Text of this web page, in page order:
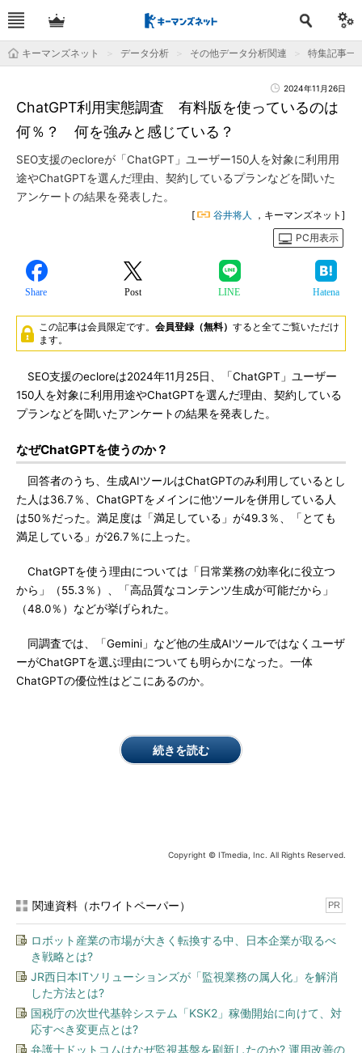
キーマンズネット データ分析 その他データ分析関連 特集記事一
2024年11月26日
ChatGPT利用実態調査 有料版を使っているのは
何％？ 何を強みと感じている？
SEO支援のecloreが「ChatGPT」ユーザー150人を対象に利用用
途やChatGPTを選んだ理由、契約しているプランなどを聞いた
アンケートの結果を発表した。
[ 谷井将人
，キーマンズネット]
PC用表示
Share Post LINE Hatena
この記事は会員限定です。 会員登録（無料） すると全てご覧いただけ
ます。
SEO支援のecloreは2024年11月25日、「ChatGPT」ユーザー
150人を対象に利用用途やChatGPTを選んだ理由、契約している
プランなどを聞いたアンケートの結果を発表した。
なぜChatGPTを使うのか？
回答者のうち、生成AIツールはChatGPTのみ利用しているとし
た人は36.7％、ChatGPTをメインに他ツールを併用している人
は50％だった。満足度は「満足している」が49.3％、「とても
満足している」が26.7％に上った。
ChatGPTを使う理由については「日常業務の効率化に役立つ
から」（55.3％）、「高品質なコンテンツ生成が可能だから」
（48.0％）などが挙げられた。
同調査では、「Gemini」など他の生成AIツールではなくユーザ
ーがChatGPTを選ぶ理由についても明らかになった。一体
ChatGPTの優位性はどこにあるのか。
続きを読む
Copyright © ITmedia, Inc. All Rights Reserved.
関連資料（ホワイトペーパー） PR
ロボット産業の市場が大きく転換する中、日本企業が取るべ
き戦略とは?
JR西日本ITソリューションズが「監視業務の属人化」を解消
した方法とは?
国税庁の次世代基幹システム「KSK2」稼働開始に向けて、対
応すべき変更点とは?
弁護士ドットコムはなぜ監視基盤を刷新したのか? 運用改善の